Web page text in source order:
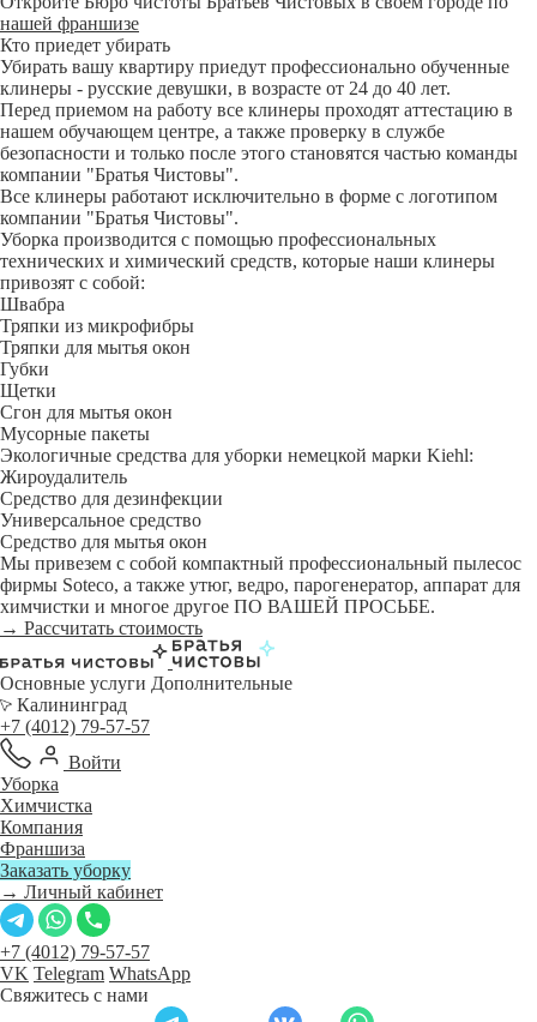
нашей франшизе
Кто приедет убирать
Убирать вашу квартиру приедут профессионально обученные
клинеры - русские девушки, в возрасте от 24 до 40 лет.
Перед приемом на работу все клинеры проходят аттестацию в
нашем обучающем центре, а также проверку в службе
безопасности и только после этого становятся частью команды
компании "Братья Чистовы".
Все клинеры работают исключительно в форме с логотипом
компании "Братья Чистовы".
Уборка производится с помощью профессиональных
технических и химический средств, которые наши клинеры
привозят с собой:
Швабра
Тряпки из микрофибры
Тряпки для мытья окон
Губки
Щетки
Сгон для мытья окон
Мусорные пакеты
Экологичные средства для уборки немецкой марки Kiehl:
Жироудалитель
Средство для дезинфекции
Универсальное средство
Средство для мытья окон
Мы привезем с собой компактный профессиональный пылесос
фирмы Soteco, а также утюг, ведро, парогенератор, аппарат для
химчистки и многое другое ПО ВАШЕЙ ПРОСЬБЕ.
→ Рассчитать стоимость
Основные услуги Дополнительные
Калининград
+7 (4012) 79-57-57
Войти
Уборка
Химчистка
Компания
Франшиза
Заказать уборку
→ Личный кабинет
+7 (4012) 79-57-57
VK Telegram WhatsApp
Свяжитесь с нами